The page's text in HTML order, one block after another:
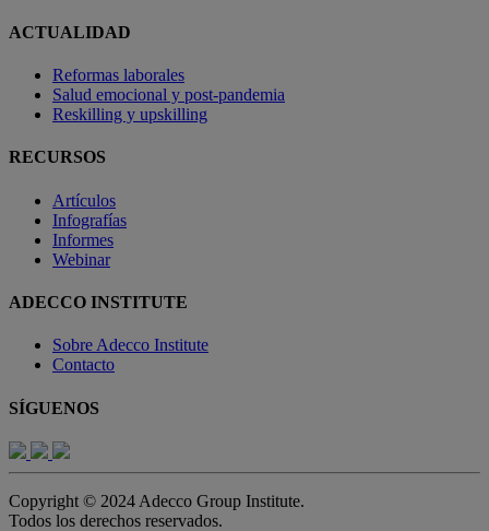
ACTUALIDAD
Reformas laborales
Salud emocional y post-pandemia
Reskilling y upskilling
RECURSOS
Artículos
Infografías
Informes
Webinar
ADECCO INSTITUTE
Sobre Adecco Institute
Contacto
SÍGUENOS
Copyright © 2024 Adecco Group Institute.
Todos los derechos reservados.